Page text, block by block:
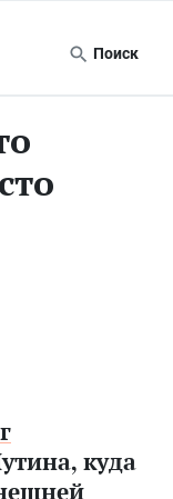
Поиск
куда